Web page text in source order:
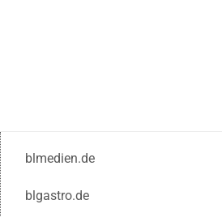
blmedien.de
blgastro.de